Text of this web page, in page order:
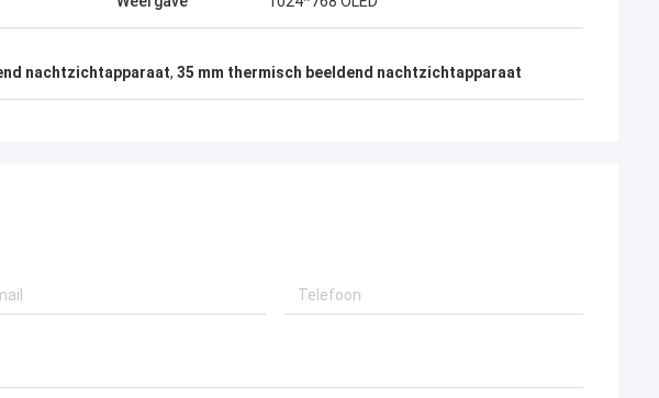
nachtzichtapparaat, 35 mm thermisch beeldend nachtzichtapparaat